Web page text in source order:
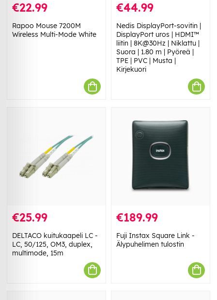
€22.99
Rapoo Mouse 7200M
Wireless Multi-Mode White
€44.99
Nedis DisplayPort-sovitin |
DisplayPort uros | HDMI™
liitin | 8K@30Hz | Niklattu |
Suora | 1.80 m | Pyöreä |
TPE | PVC | Musta |
Kirjekuori
€25.99
DELTACO kuitukaapeli LC -
LC, 50/125, OM3, duplex,
multimode, 15m
€189.99
Fuji Instax Square Link -
Älypuhelimen tulostin